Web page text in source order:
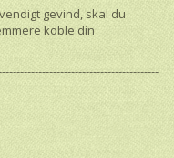
gevind, skal du
koble din